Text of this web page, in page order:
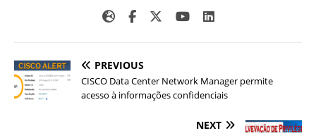
PREVIOUS
CISCO Data Center Network Manager permite
acesso à informações confidenciais
NEXT